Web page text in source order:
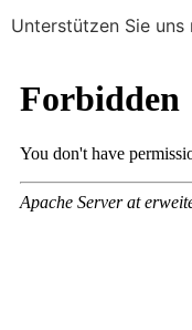
Unterstützen Sie